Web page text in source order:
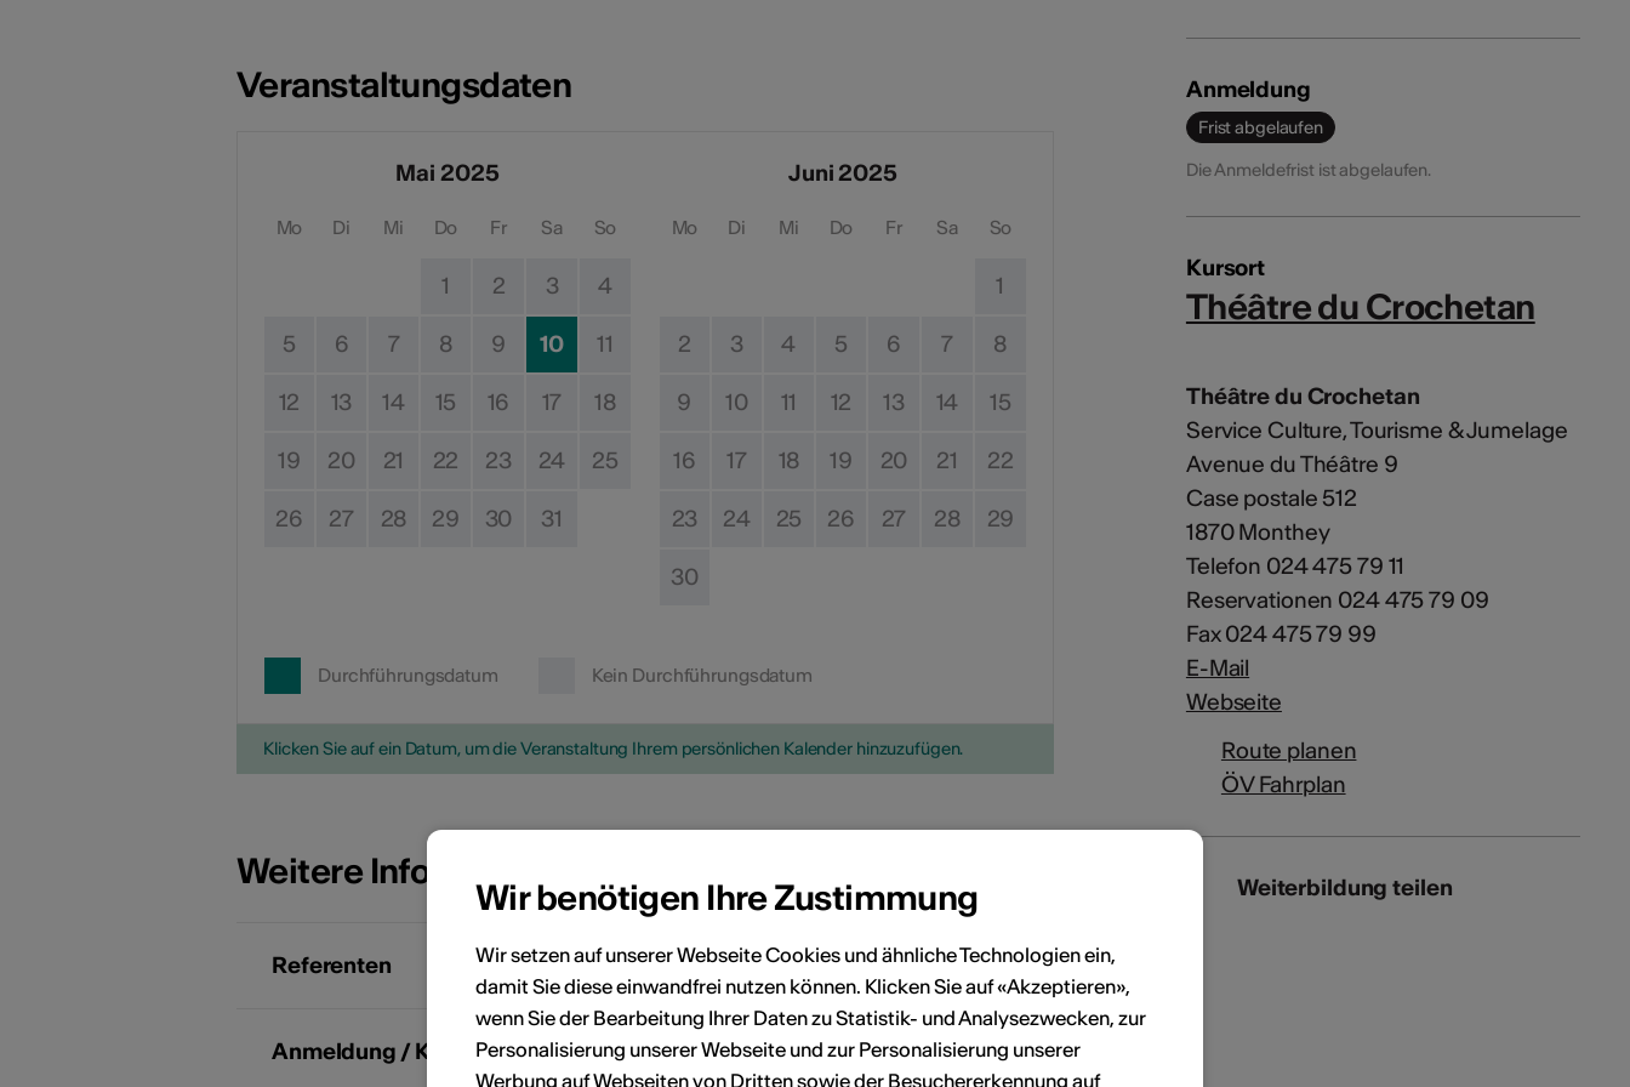
Veranstaltungsdaten
Mai 2025
Mo Di Mi Do Fr Sa So
1 2 3 4
5 6 7 8 9 10 11
12 13 14 15 16 17 18
19 20 21 22 23 24 25
26 27 28 29 30 31
Juni 2025
Mo Di Mi Do Fr Sa So
1
2 3 4 5 6 7 8
9 10 11 12 13 14 15
16 17 18 19 20 21 22
23 24 25 26 27 28 29
30
Durchführungsdatum Kein Durchführungsdatum
Klicken Sie auf ein Datum, um die Veranstaltung Ihrem persönlichen Kalender hinzuzufügen.
Weitere Informationen
Referenten Rafaële Giovanola
Anmeldung / Kosten
Kosten
Anmeldung
Frist abgelaufen
Die Anmeldefrist ist abgelaufen.
Kursort
Théâtre du Crochetan
Théâtre du Crochetan
Service Culture, Tourisme & Jumelage
Avenue du Théâtre 9
Case postale 512
1870 Monthey
Telefon 024 475 79 11
Reservationen 024 475 79 09
Fax 024 475 79 99
E-Mail
Webseite
Route planen
ÖV Fahrplan
Weiterbildung teilen
Wir benötigen Ihre Zustimmung
Wir setzen auf unserer Webseite Cookies und ähnliche Technologien ein,
damit Sie diese einwandfrei nutzen können. Klicken Sie auf «Akzeptieren»,
wenn Sie der Bearbeitung Ihrer Daten zu Statistik- und Analysezwecken, zur
Personalisierung unserer Webseite und zur Personalisierung unserer
Werbung auf Webseiten von Dritten sowie der Besuchererkennung auf